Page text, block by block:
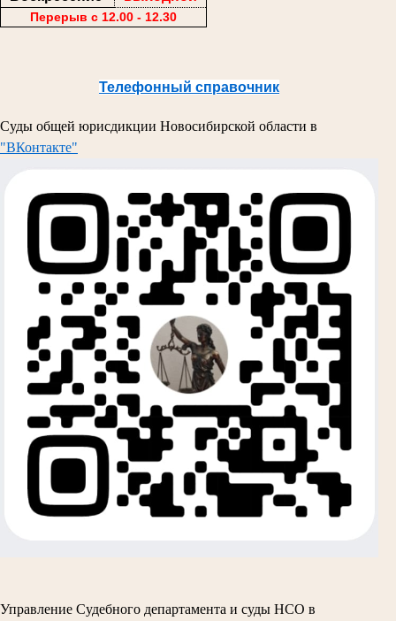
Перерыв с 12.00 - 12.30
Телефонный справочник
Суды общей юрисдикции Новосибирской области в
"ВКонтакте"
Управление Судебного департамента и суды НСО в